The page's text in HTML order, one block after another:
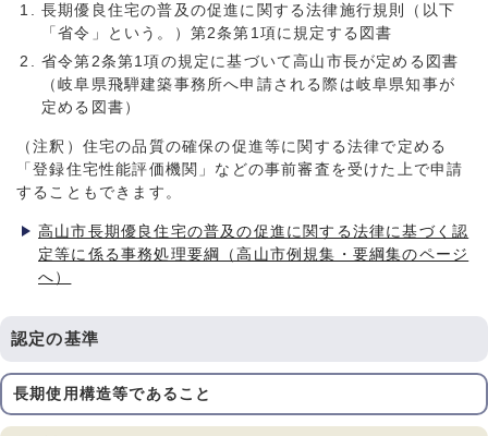
長期優良住宅の普及の促進に関する法律施行規則（以下
「省令」という。）第2条第1項に規定する図書
省令第2条第1項の規定に基づいて高山市長が定める図書
（岐阜県飛騨建築事務所へ申請される際は岐阜県知事が
定める図書）
（注釈）住宅の品質の確保の促進等に関する法律で定める
「登録住宅性能評価機関」などの事前審査を受けた上で申請
することもできます。
高山市長期優良住宅の普及の促進に関する法律に基づく認
定等に係る事務処理要綱（高山市例規集・要綱集のページ
へ）
認定の基準
長期使用構造等であること